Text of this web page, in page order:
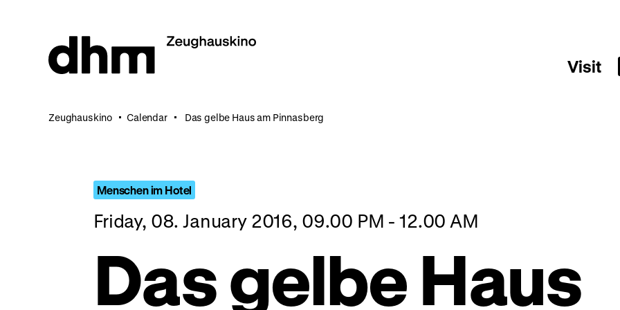
Visit
Zeughauskino Calendar Das gelbe Haus am Pinnasberg
Menschen im Hotel
Friday, 08. January 2016, 09.00 PM - 12.00 AM
Das gelbe Haus